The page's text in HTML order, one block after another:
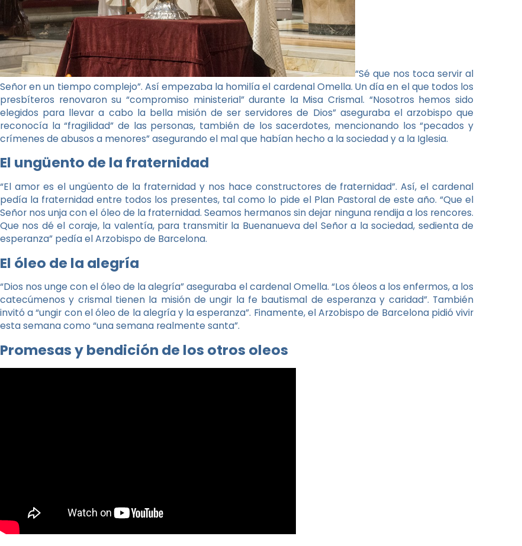
“Sé que nos toca servir al
Señor en un tiempo complejo”. Así empezaba la homilía el cardenal Omella. Un día en el que todos los
presbíteros renovaron su “compromiso ministerial” durante la Misa Crismal. “Nosotros hemos sido
elegidos para llevar a cabo la bella misión de ser servidores de Dios” aseguraba el arzobispo que
reconocía la “fragilidad” de las personas, también de los sacerdotes, mencionando los “pecados y
crímenes de abusos a menores” asegurando el mal que habían hecho a la sociedad y a la Iglesia.
El ungüento de la fraternidad
“El amor es el ungüento de la fraternidad y nos hace constructores de fraternidad”. Así, el cardenal
pedía la fraternidad entre todos los presentes, tal como lo pide el Plan Pastoral de este año. “Que el
Señor nos unja con el óleo de la fraternidad. Seamos hermanos sin dejar ninguna rendija a los rencores.
Que nos dé el coraje, la valentía, para transmitir la Buenanueva del Señor a la sociedad, sedienta de
esperanza” pedía el Arzobispo de Barcelona.
El óleo de la alegría
“Dios nos unge con el óleo de la alegría” aseguraba el cardenal Omella. “Los óleos a los enfermos, a los
catecúmenos y crismal tienen la misión de ungir la fe bautismal de esperanza y caridad”. También
invitó a “ungir con el óleo de la alegría y la esperanza”. Finamente, el Arzobispo de Barcelona pidió vivir
esta semana como “una semana realmente santa”.
Promesas y bendición de los otros oleos